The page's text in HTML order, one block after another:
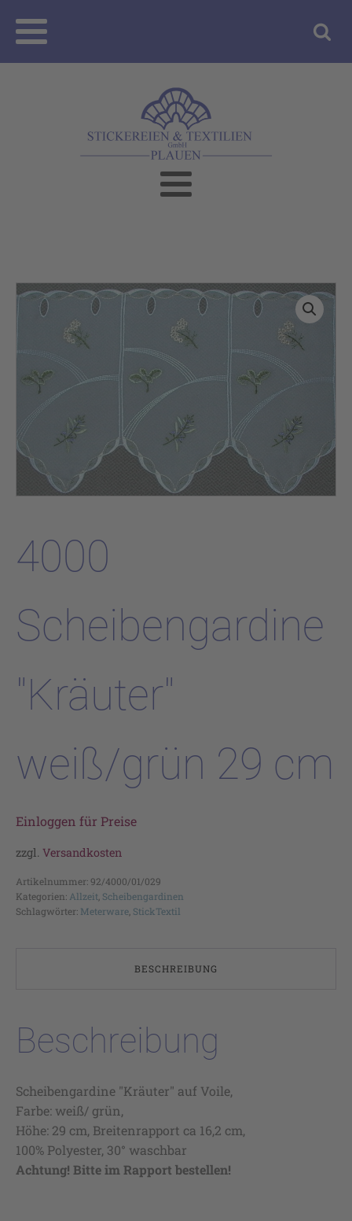
4000
Scheibengardine
"Kräuter"
weiß/grün 29 cm
Einloggen für Preise
zzgl. Versandkosten
Artikelnummer: 92/4000/01/029
Kategorien: Allzeit Scheibengardinen
Schlagwörter: Meterware StickTextil
BESCHREIBUNG
Beschreibung
Scheibengardine "Kräuter" auf Voile,
Farbe: weiß/ grün,
Höhe: 29 cm, Breitenrapport ca 16,2 cm,
100% Polyester, 30° waschbar
Achtung! Bitte im Rapport bestellen!